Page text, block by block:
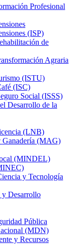
Profesional
(ISP)
de
Agraria
(ISTU)
(ISC)
Social (ISSS)
Desarrollo de la
(LNB)
(MAG)
(MINDEL)
y Tecnología
y Desarrollo
Pública
(MDN)
y Recursos